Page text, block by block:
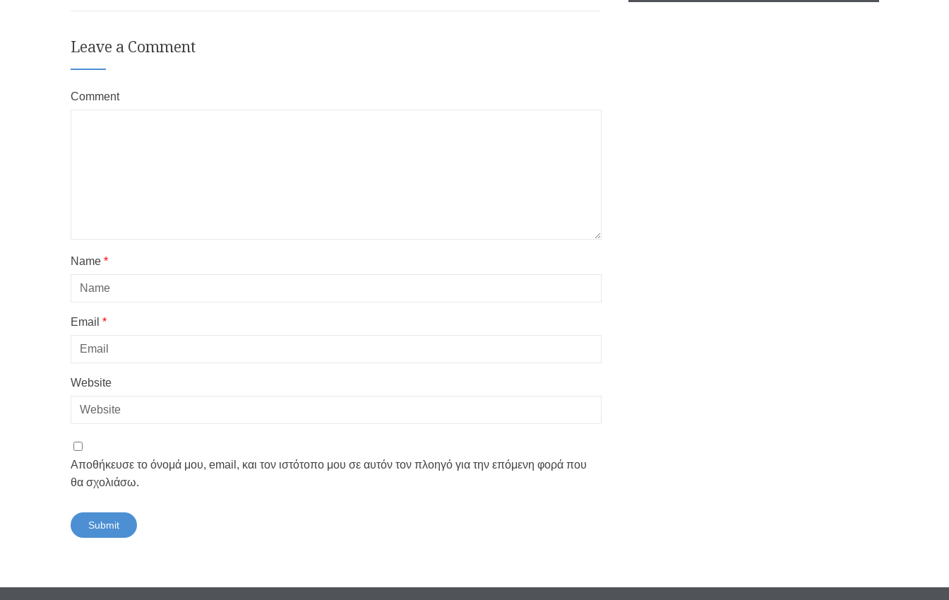
Leave a Comment
Comment
Name *
Email *
Website
Αποθήκευσε το όνομά μου, email, και τον ιστότοπο μου σε αυτόν τον πλοηγό για την επόμενη φορά που
θα σχολιάσω.